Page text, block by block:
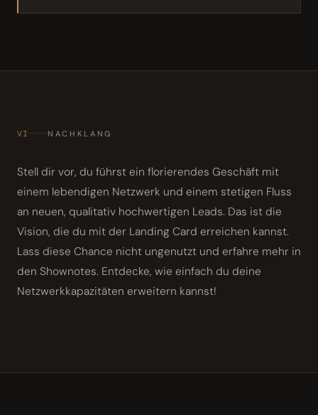
VI NACHKLANG
Stell dir vor, du führst ein florierendes Geschäft mit
einem lebendigen Netzwerk und einem stetigen Fluss
an neuen, qualitativ hochwertigen Leads. Das ist die
Vision, die du mit der Landing Card erreichen kannst.
Lass diese Chance nicht ungenutzt und erfahre mehr in
den Shownotes. Entdecke, wie einfach du deine
Netzwerkkapazitäten erweitern kannst!